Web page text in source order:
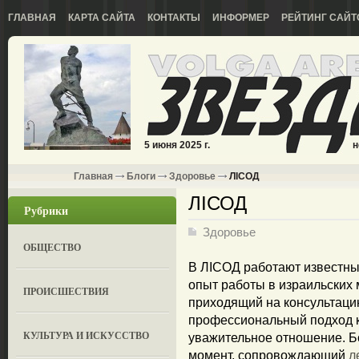
ГЛАВНАЯ КАРТА САЙТА КОНТАКТЫ ИНФОРМЕР РЕЙТИНГ
5 июня 2025 г.
Главная Блоги Здоровье ЛIСОД
Рубрики
ОБЩЕСТВО
ПРОИСШЕСТВИЯ
КУЛЬТУРА И ИСКУССТВО
ЛIСОД
Здоровье
В ЛIСОД работают
опыт работы в
приходящий на
профессиональный подход
уважительное отношение.
момент, сопровождающий